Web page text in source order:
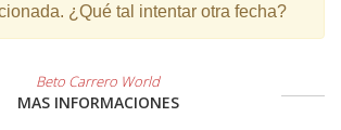
¿Qué tal intentar otra fecha?
Beto Carrero World
MAS INFORMACIONES